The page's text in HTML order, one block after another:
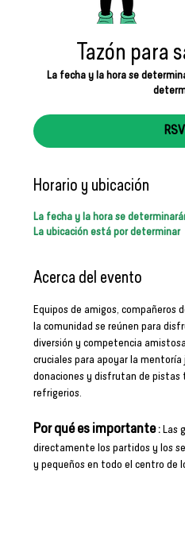
Tazón para
La fecha y la hora se
Horario y ubicación
La fecha y la hora se
La ubicación está por determinar
Acerca del evento
Equipos de amigos,
la comunidad se reúnen para
diversión y competencia
cruciales para apoyar la mentoría
donaciones y disfrutan de pistas
refrigerios.
Por qué es importante : Las
directamente los partidos y los
y pequeños en todo el centro de